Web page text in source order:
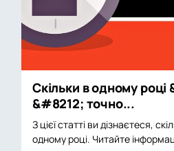
Скільки в одному році
&#8212; точно...
З цієї статті ви дізнаєтеся,
одному році. Читайте